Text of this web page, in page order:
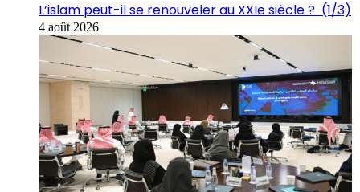
L’islam peut-il se renouveler au XXIe siècle ? (1/3)
4 août 2026